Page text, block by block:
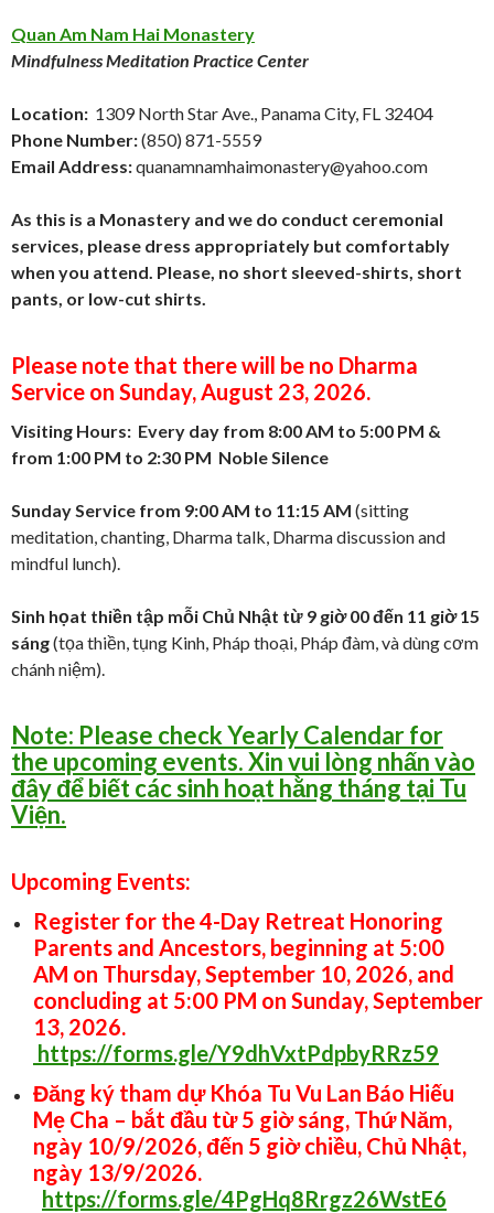
Quan Am Nam Hai Monastery
Mindfulness Meditation Practice Center
Location: 1309 North Star Ave., Panama City, FL 32404
Phone Number:(850) 871-5559
Email Address:quanamnamhaimonastery@yahoo.com
As this is a Monastery and we do conduct ceremonial
services, please dress appropriately but comfortably
when you attend. Please, no short sleeved-shirts, short
pants, or low-cut shirts.
Please note that there will be no Dharma
Service on Sunday, August 23, 2026.
Visiting Hours: Every day from 8:00 AM to 5:00 PM &
from 1:00 PM to 2:30 PM Noble Silence
Sunday Service from 9:00 AM to 11:15 AM (sitting
meditation, chanting, Dharma talk, Dharma discussion and
mindful lunch).
Sinh họat thiền tập mỗi Chủ Nhật từ 9 giờ 00 đến 11 giờ 15
sáng(tọa thiền, tụng Kinh, Pháp thoại, Pháp đàm, và dùng cơm
chánh niệm).
Note: Please check Yearly Calendar for
the upcoming events. Xin vui lòng nhấn vào
đây để biết các sinh hoạt hằng tháng tại Tu
Viện.
Upcoming Events:
Register for the 4-Day Retreat Honoring
Parents and Ancestors, beginning at 5:00
AM on Thursday, September 10, 2026, and
concluding at 5:00 PM on Sunday, September
13, 2026.
https://forms.gle/Y9dhVxtPdpbyRRz59
Đăng ký tham dự Khóa Tu Vu Lan Báo Hiếu
Mẹ Cha – bắt đầu từ 5 giờ sáng, Thứ Năm,
ngày 10/9/2026, đến 5 giờ chiều, Chủ Nhật,
ngày 13/9/2026.
https://forms.gle/4PgHq8Rrgz26WstE6